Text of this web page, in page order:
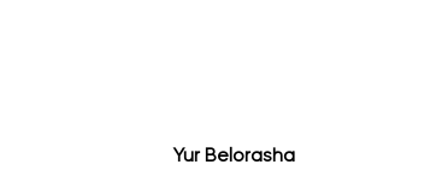
Yur Belorasha